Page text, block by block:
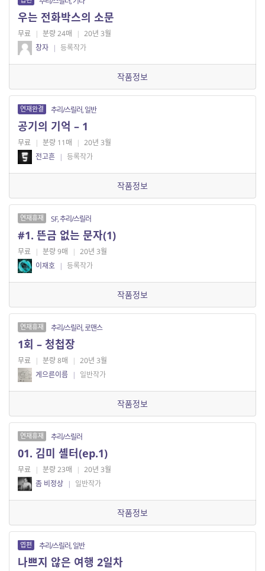
우는 전화박스의 소문
무료 | 분량 24매 | 20년 3월
창자 | 등록작가
작품정보
연재완결 추리/스릴러, 일반
공기의 기억 – 1
무료 | 분량 11매 | 20년 3월
전고흔 | 등록작가
작품정보
연재휴재 SF, 추리/스릴러
#1. 뜬금 없는 문자(1)
무료 | 분량 9매 | 20년 3월
이재호 | 등록작가
작품정보
연재휴재 추리/스릴러, 로맨스
1회 – 청첩장
무료 | 분량 8매 | 20년 3월
게으른이름 | 일반작가
작품정보
연재휴재 추리/스릴러
01. 김미 셸터(ep.1)
무료 | 분량 23매 | 20년 3월
좀 비정상 | 일반작가
작품정보
엽편 추리/스릴러, 일반
나쁘지 않은 여행 2일차